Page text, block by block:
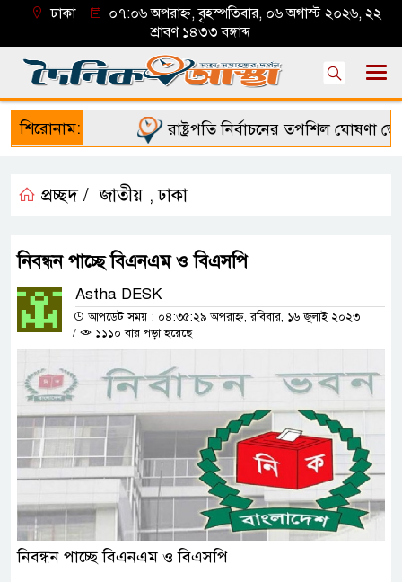
ঢাকা
০৭:০৬ অপরাহ্ন, বৃহস্পতিবার, ০৬ অগাস্ট ২০২৬, ২২
শ্রাবণ ১৪৩৩ বঙ্গাব্দ
শিরোনাম: রাষ্ট্রপতি নির্বাচনের তপশিল ঘোষণা
প্রচ্ছদ / জাতীয় ,ঢাকা
নিবন্ধন পাচ্ছে বিএনএম ও বিএসপি
Astha DESK
আপডেট সময় : ০৪:৩৫:২৯ অপরাহ্ন, রবিবার, ১৬ জুলাই ২০২৩
/
১১১০ বার পড়া হয়েছে
নিবন্ধন পাচ্ছে বিএনএম ও বিএসপি